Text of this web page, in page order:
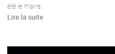
été le maire.
Lire la suite